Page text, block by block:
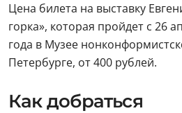
Цена билета на выставку
горка», которая пройдет с 26
года в Музее
Петербурге, от 400 рублей.
Как добраться